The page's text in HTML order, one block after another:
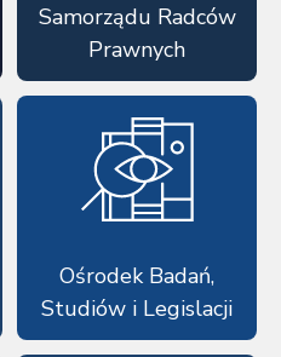
Samorządu Radców
Prawnych
Ośrodek Badań,
Studiów i Legislacji